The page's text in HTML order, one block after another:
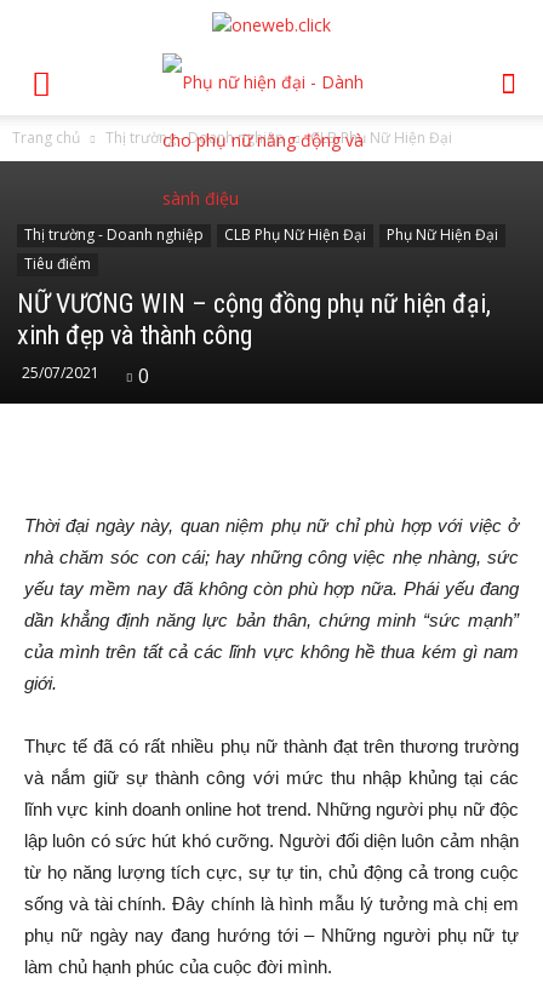
Trang chủ Thị trường - Doanh nghiệp CLB Phụ Nữ Hiện Đại
Thị trường - Doanh nghiệp CLB Phụ Nữ Hiện Đại
Phụ Nữ Hiện Đại
Tiêu điểm
NỮ VƯƠNG WIN – cộng đồng phụ nữ hiện đại,
xinh đẹp và thành công
25/07/2021 0
Thời đại ngày này, quan niệm phụ nữ chỉ phù hợp với việc ở
nhà chăm sóc con cái; hay những công việc nhẹ nhàng, sức
yếu tay mềm nay đã không còn phù hợp nữa. Phái yếu đang
dần khẳng định năng lực bản thân, chứng minh “sức mạnh”
của mình trên tất cả các lĩnh vực không hề thua kém gì nam
giới.
Thực tế đã có rất nhiều phụ nữ thành đạt trên thương trường
và nắm giữ sự thành công với mức thu nhập khủng tại các
lĩnh vực kinh doanh online hot trend. Những người phụ nữ độc
lập luôn có sức hút khó cưỡng. Người đối diện luôn cảm nhận
từ họ năng lượng tích cực, sự tự tin, chủ động cả trong cuộc
sống và tài chính. Đây chính là hình mẫu lý tưởng mà chị em
phụ nữ ngày nay đang hướng tới – Những người phụ nữ tự
làm chủ hạnh phúc của cuộc đời mình.